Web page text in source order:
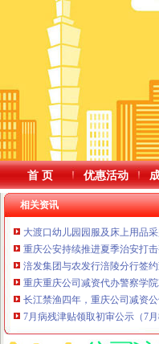
首 页 优惠活动
相关资讯
大渡口幼儿园园服及床上用品采
重庆公安持续推进夏季治安打
涪发集团与农发行涪陵分行签
重庆重庆公司减资代办警察学
长江禁渔四年，重庆公司减资
7月病残津贴领取初审公示（7月